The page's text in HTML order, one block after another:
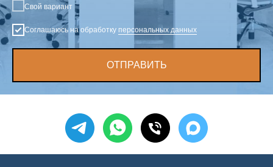
Свой вариант
Соглашаюсь на обработку персональных данных
ОТПРАВИТЬ